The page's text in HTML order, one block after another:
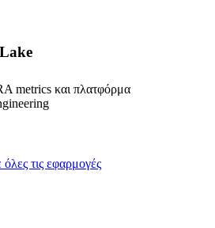
metrics και πλατφόρμα
όλες τις εφαρμογές